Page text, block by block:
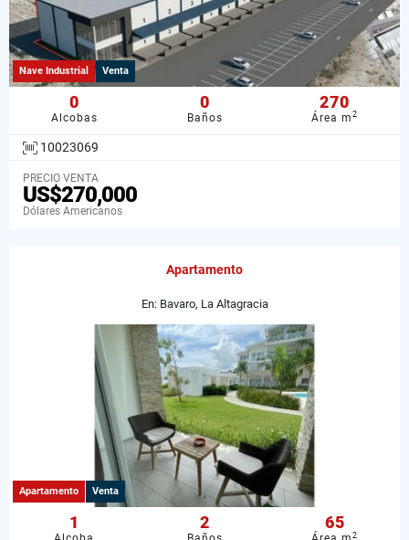
Nave Industrial Venta
0
Alcobas
0
Baños
270
Área m2
10023069
PRECIO VENTA
US$270,000
Dólares Americanos
Apartamento
En: Bavaro, La Altagracia
Apartamento Venta
1 2 65
2